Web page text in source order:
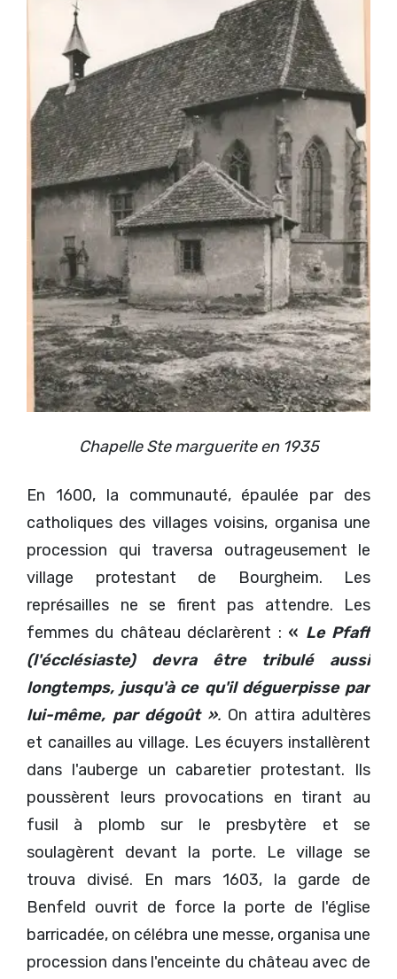
Chapelle Ste marguerite en 1935
En 1600, la communauté, épaulée par des
catholiques des villages voisins, organisa une
procession qui traversa outrageusement le
village protestant de Bourgheim. Les
représailles ne se firent pas attendre. Les
femmes du château déclarèrent : « Le Pfaff
(l'écclésiaste) devra être tribulé aussi
longtemps, jusqu'à ce qu'il déguerpisse par
lui-même, par dégoût ». On attira adultères
et canailles au village. Les écuyers installèrent
dans l'auberge un cabaretier protestant. Ils
poussèrent leurs provocations en tirant au
fusil à plomb sur le presbytère et se
soulagèrent devant la porte. Le village se
trouva divisé. En mars 1603, la garde de
Benfeld ouvrit de force la porte de l'église
barricadée, on célébra une messe, organisa une
procession dans l'enceinte du château avec de